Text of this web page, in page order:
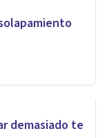
demasiado te